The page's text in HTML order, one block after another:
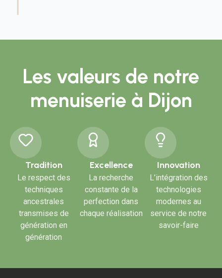
Les valeurs de notre
menuiserie à Dijon
Tradition
Le respect des
techniques
ancestrales
transmises de
génération en
génération
Excellence
La recherche
constante de la
perfection dans
chaque réalisation
Innovation
L’intégration des
technologies
modernes au
service de notre
savoir-faire